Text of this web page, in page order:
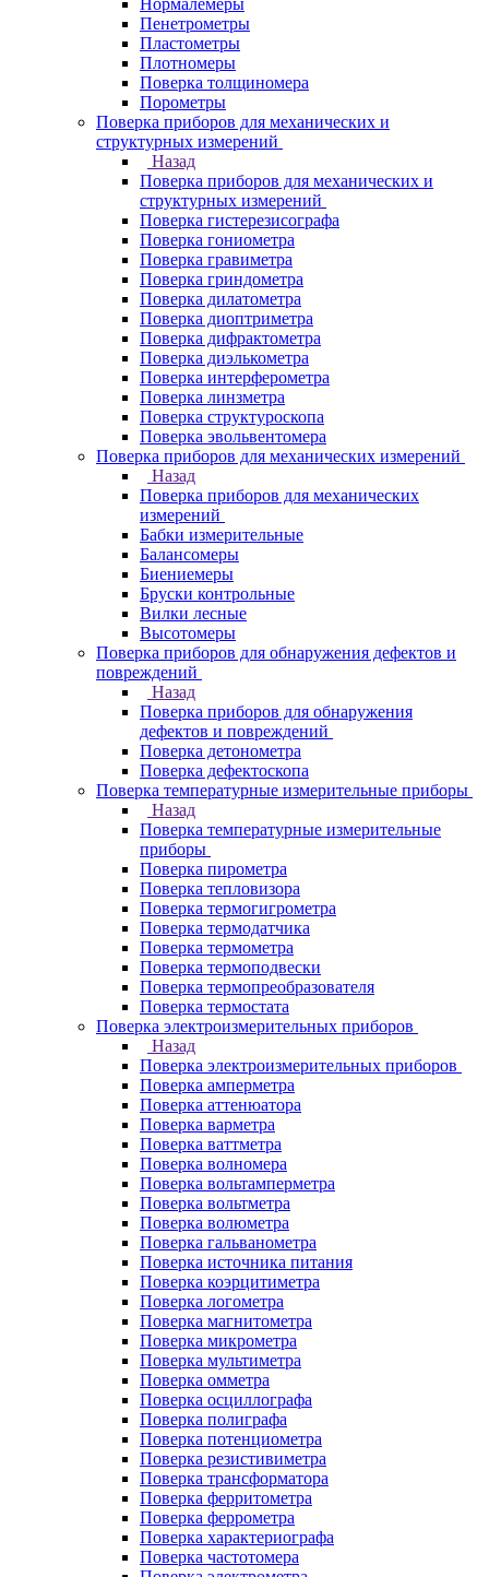
Нормалемеры
Пенетрометры
Пластометры
Плотномеры
Поверка толщиномера
Порометры
Поверка приборов для механических и
структурных измерений
Назад
Поверка приборов для механических и
структурных измерений
Поверка гистерезисографа
Поверка гониометра
Поверка гравиметра
Поверка гриндометра
Поверка дилатометра
Поверка диоптриметра
Поверка дифрактометра
Поверка диэлькометра
Поверка интерферометра
Поверка линзметра
Поверка структуроскопа
Поверка эвольвентомера
Поверка приборов для механических измерений
Назад
Поверка приборов для механических
измерений
Бабки измерительные
Балансомеры
Биениемеры
Бруски контрольные
Вилки лесные
Высотомеры
Поверка приборов для обнаружения дефектов и
повреждений
Назад
Поверка приборов для обнаружения
дефектов и повреждений
Поверка детонометра
Поверка дефектоскопа
Поверка температурные измерительные приборы
Назад
Поверка температурные измерительные
приборы
Поверка пирометра
Поверка тепловизора
Поверка термогигрометра
Поверка термодатчика
Поверка термометра
Поверка термоподвески
Поверка термопреобразователя
Поверка термостата
Поверка электроизмерительных приборов
Назад
Поверка электроизмерительных приборов
Поверка амперметра
Поверка аттенюатора
Поверка варметра
Поверка ваттметра
Поверка волномера
Поверка вольтамперметра
Поверка вольтметра
Поверка волюметра
Поверка гальванометра
Поверка источника питания
Поверка коэрцитиметра
Поверка логометра
Поверка магнитометра
Поверка микрометра
Поверка мультиметра
Поверка омметра
Поверка осциллографа
Поверка полиграфа
Поверка потенциометра
Поверка резистивиметра
Поверка трансформатора
Поверка ферритометра
Поверка феррометра
Поверка характериографа
Поверка частотомера